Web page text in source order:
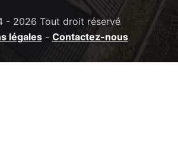
- 2026 Tout droit réservé
légales- Contactez-nous